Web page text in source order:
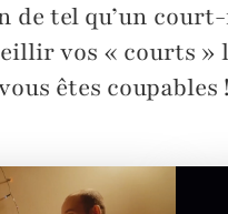
de tel qu’un
vos « courts
êtes coupables !